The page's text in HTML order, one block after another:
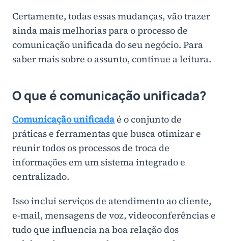
Certamente, todas essas mudanças, vão trazer
ainda mais melhorias para o processo de
comunicação unificada do seu negócio. Para
saber mais sobre o assunto, continue a leitura.
O que é comunicação unificada?
Comunicação unificadaé o conjunto de
práticas e ferramentas que busca otimizar e
reunir todos os processos de troca de
informações em um sistema integrado e
centralizado.
Isso inclui serviços de atendimento ao cliente,
e-mail, mensagens de voz, videoconferências e
tudo que influencia na boa relação dos